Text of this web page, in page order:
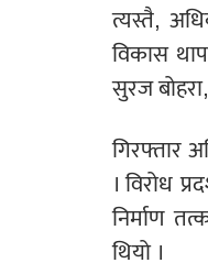
त्यस्तै,
विकास
सुरज
गिरफ्तार
। विरोध
निर्माण
थियो ।